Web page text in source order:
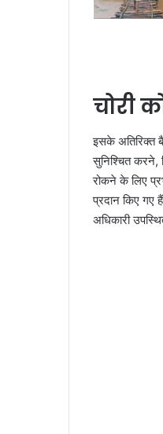
चोरी
इसके अतिरिक्त
सुनिश्चित करने,
रोकने के लिए
प्रदान किए गए
अधिकारी